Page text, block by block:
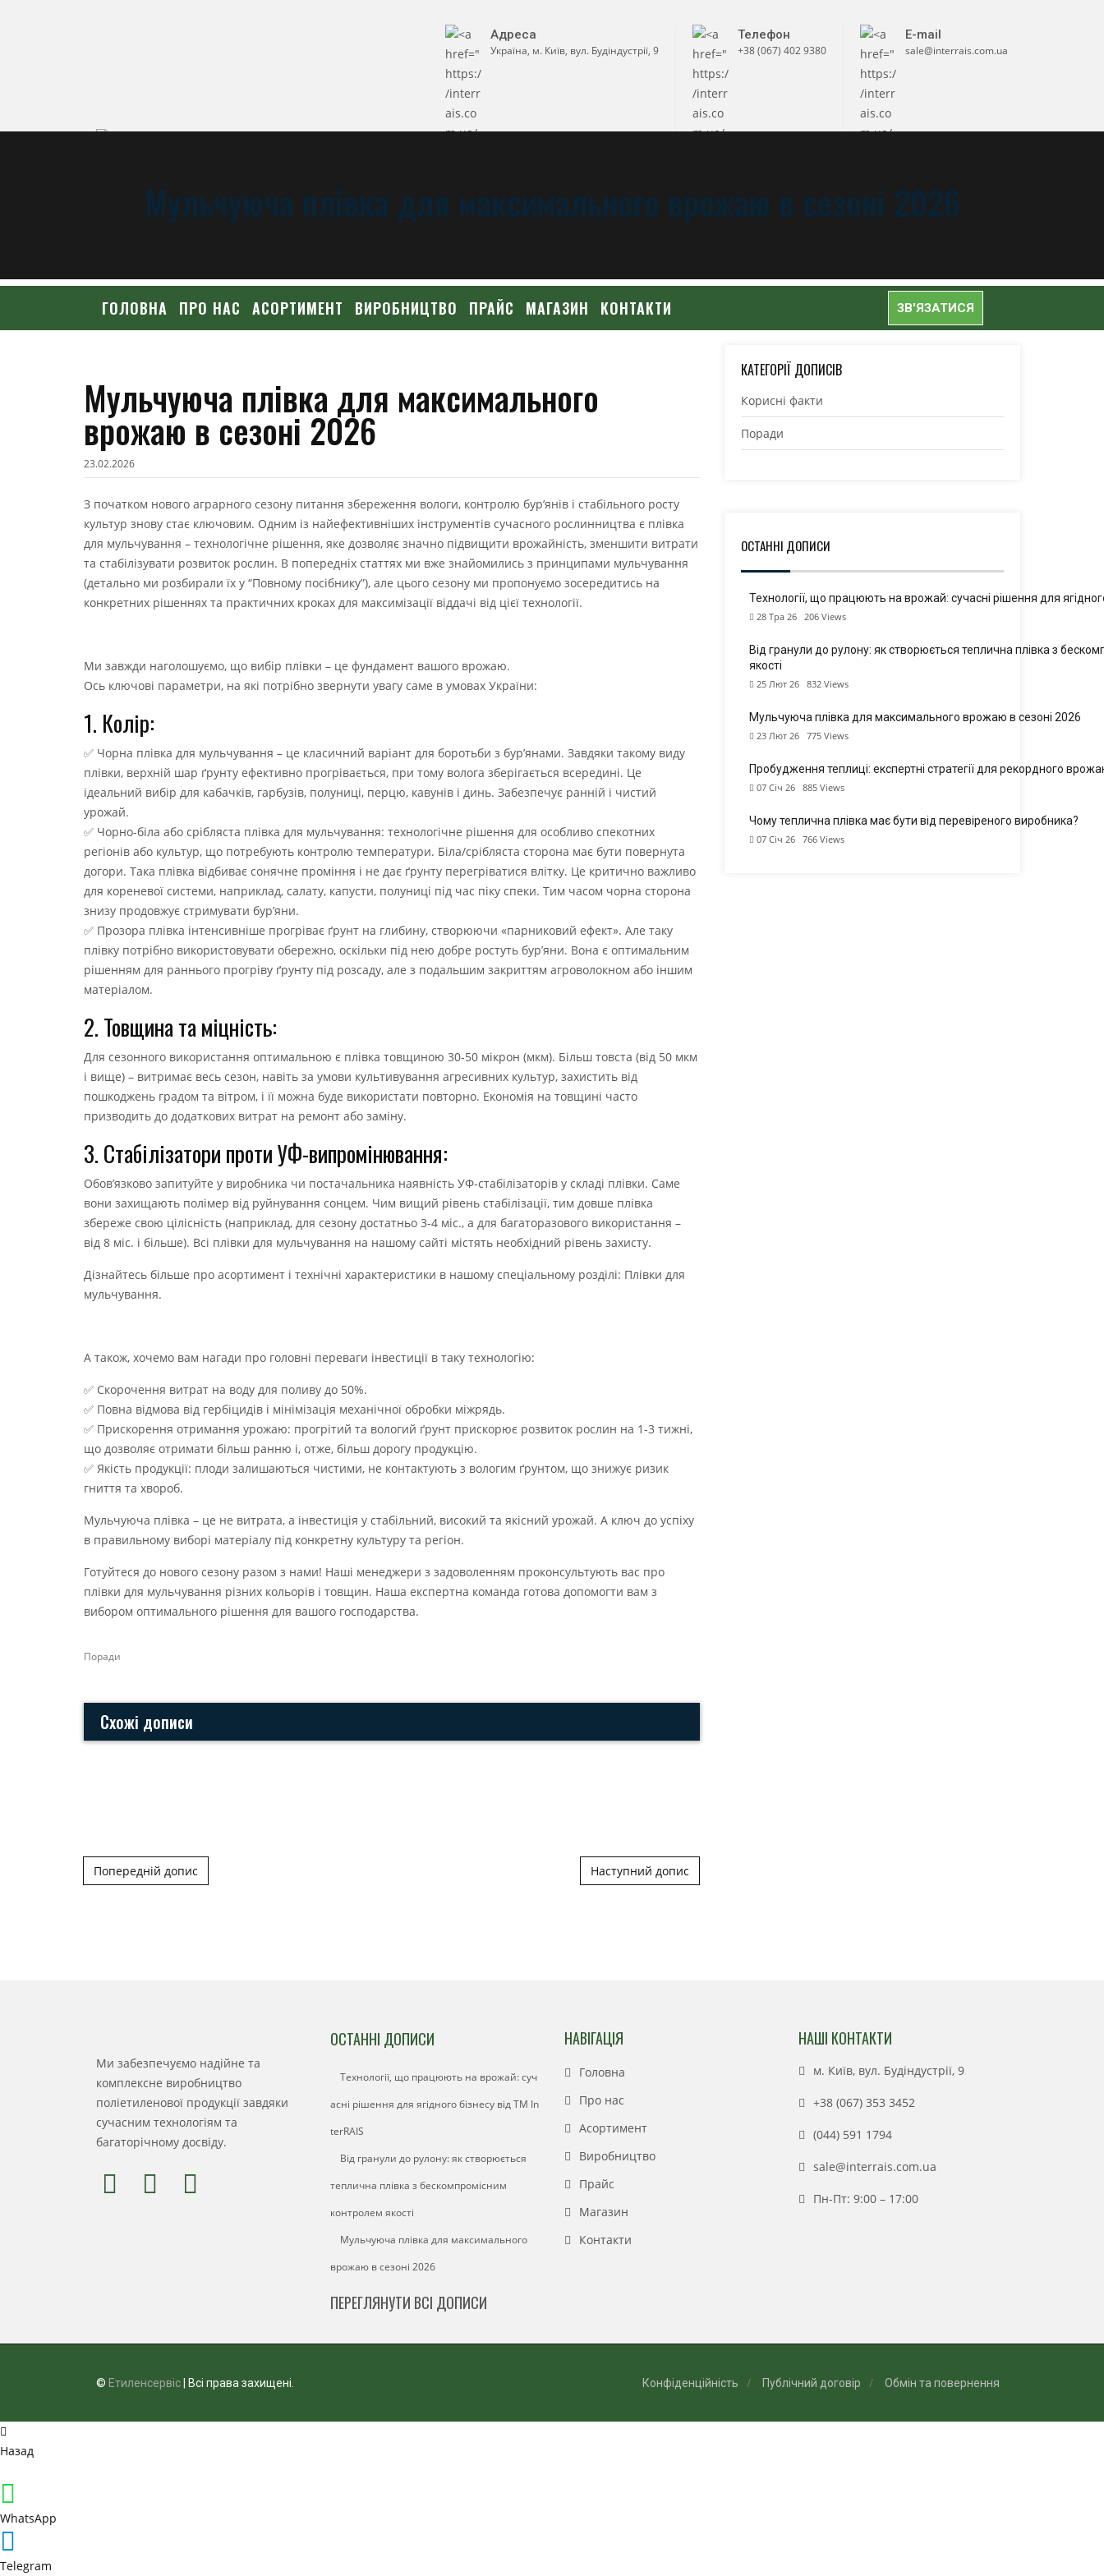
Адреса
Україна, м. Київ, вул. Будіндустрії, 9
Телефон
+38 (067) 402 9380
E-mail
sale@interrais.com.ua
ГОЛОВНА ПРО НАС АСОРТИМЕНТ ВИРОБНИЦТВО ПРАЙС МАГАЗИН КОНТАКТИ ЗВ'ЯЗАТИСЯ
Мульчуюча плівка для максимального врожаю в сезоні 2026
Мульчуюча плівка для максимального
врожаю в сезоні 2026
23.02.2026
З початком нового аграрного сезону питання збереження вологи, контролю бур’янів і стабільного росту
культур знову стає ключовим. Одним із найефективніших інструментів сучасного рослинництва є плівка
для мульчування – технологічне рішення, яке дозволяє значно підвищити врожайність, зменшити витрати
та стабілізувати розвиток рослин. В попередніх статтях ми вже знайомились з принципами мульчування
(детально ми розбирали їх у “Повному посібнику”), але цього сезону ми пропонуємо зосередитись на
конкретних рішеннях та практичних кроках для максимізації віддачі від цієї технології.
Ми завжди наголошуємо, що вибір плівки – це фундамент вашого врожаю.
Ось ключові параметри, на які потрібно звернути увагу саме в умовах України:
1. Колір:
✅ Чорна плівка для мульчування – це класичний варіант для боротьби з бур’янами. Завдяки такому виду
плівки, верхній шар ґрунту ефективно прогрівається, при тому волога зберігається всередині. Це
ідеальний вибір для кабачків, гарбузів, полуниці, перцю, кавунів і динь. Забезпечує ранній і чистий
урожай.
✅ Чорно-біла або срібляста плівка для мульчування: технологічне рішення для особливо спекотних
регіонів або культур, що потребують контролю температури. Біла/срібляста сторона має бути повернута
догори. Така плівка відбиває сонячне проміння і не дає ґрунту перегріватися влітку. Це критично важливо
для кореневої системи, наприклад, салату, капусти, полуниці під час піку спеки. Тим часом чорна сторона
знизу продовжує стримувати бур’яни.
✅ Прозора плівка інтенсивніше прогріває ґрунт на глибину, створюючи «парниковий ефект». Але таку
плівку потрібно використовувати обережно, оскільки під нею добре ростуть бур’яни. Вона є оптимальним
рішенням для раннього прогріву ґрунту під розсаду, але з подальшим закриттям агроволокном або іншим
матеріалом.
2. Товщина та міцність:
Для сезонного використання оптимальною є плівка товщиною 30-50 мікрон (мкм). Більш товста (від 50 мкм
і вище) – витримає весь сезон, навіть за умови культивування агресивних культур, захистить від
пошкоджень градом та вітром, і її можна буде використати повторно. Економія на товщині часто
призводить до додаткових витрат на ремонт або заміну.
3. Стабілізатори проти УФ-випромінювання:
Обов’язково запитуйте у виробника чи постачальника наявність УФ-стабілізаторів у складі плівки. Саме
вони захищають полімер від руйнування сонцем. Чим вищий рівень стабілізації, тим довше плівка
збереже свою цілісність (наприклад, для сезону достатньо 3-4 міс., а для багаторазового використання –
від 8 міс. і більше). Всі плівки для мульчування на нашому сайті містять необхідний рівень захисту.
Дізнайтесь більше про асортимент і технічні характеристики в нашому спеціальному розділі: Плівки для
мульчування.
А також, хочемо вам нагади про головні переваги інвестиції в таку технологію:
✅ Скорочення витрат на воду для поливу до 50%.
✅ Повна відмова від гербіцидів і мінімізація механічної обробки міжрядь.
✅ Прискорення отримання урожаю: прогрітий та вологий ґрунт прискорює розвиток рослин на 1-3 тижні,
що дозволяє отримати більш ранню і, отже, більш дорогу продукцію.
✅ Якість продукції: плоди залишаються чистими, не контактують з вологим ґрунтом, що знижує ризик
гниття та хвороб.
Мульчуюча плівка – це не витрата, а інвестиція у стабільний, високий та якісний урожай. А ключ до успіху
в правильному виборі матеріалу під конкретну культуру та регіон.
Готуйтеся до нового сезону разом з нами! Наші менеджери з задоволенням проконсультують вас про
плівки для мульчування різних кольорів і товщин. Наша експертна команда готова допомогти вам з
вибором оптимального рішення для вашого господарства.
Поради
Схожі дописи
Post navigation
Попередній допис Наступний допис
КАТЕГОРІЇ ДОПИСІВ
Корисні факти
Поради
ОСТАННІ ДОПИСИ
Технології, що працюють на врожай: сучасні рішення для
28 Тра 26 206 Views
Від гранули до рулону: як створюється теплична плівка з
якості
25 Лют 26 832 Views
Мульчуюча плівка для максимального врожаю в сезоні 2026
23 Лют 26 775 Views
Пробудження теплиці: експертні стратегії для рекордного
07 Січ 26 885 Views
Чому теплична плівка має бути від перевіреного виробника?
07 Січ 26 766 Views
Ми забезпечуємо надійне та
комплексне виробництво
поліетиленової продукції завдяки
сучасним технологіям та
багаторічному досвіду.
ОСТАННІ ДОПИСИ
Технології, що працюють на врожай: суч
асні рішення для ягідного бізнесу від ТМ In
terRAIS
Від гранули до рулону: як створюється
теплична плівка з бескомпромісним
контролем якості
Мульчуюча плівка для максимального
врожаю в сезоні 2026
ПЕРЕГЛЯНУТИ ВСІ ДОПИСИ
НАВІГАЦІЯ
Головна
Про нас
Асортимент
Виробництво
Прайс
Магазин
Контакти
НАШІ КОНТАКТИ
м. Київ, вул. Будіндустрії, 9
+38 (067) 353 3452
(044) 591 1794
sale@interrais.com.ua
Пн-Пт: 9:00 – 17:00
© Етиленсервіс | Всі права захищені. Конфіденційність Публічний договір Обмін та повернення
Назад
WhatsApp
Telegram